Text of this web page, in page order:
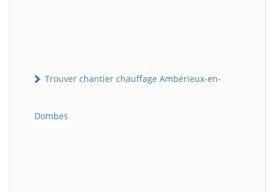
Trouver chantier chauffage Ambérieux-en-
Dombes